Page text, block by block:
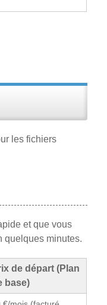
les fichiers
et que vous
quelques minutes.
de départ (Plan
base)